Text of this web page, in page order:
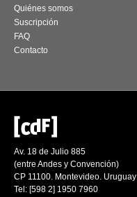
Quiénes somos
Suscripción
FAQ
Contacto
Av. 18 de Julio 885
(entre Andes y Convención)
CP 11100. Montevideo. Uruguay
Tel: [598 2] 1950 7960